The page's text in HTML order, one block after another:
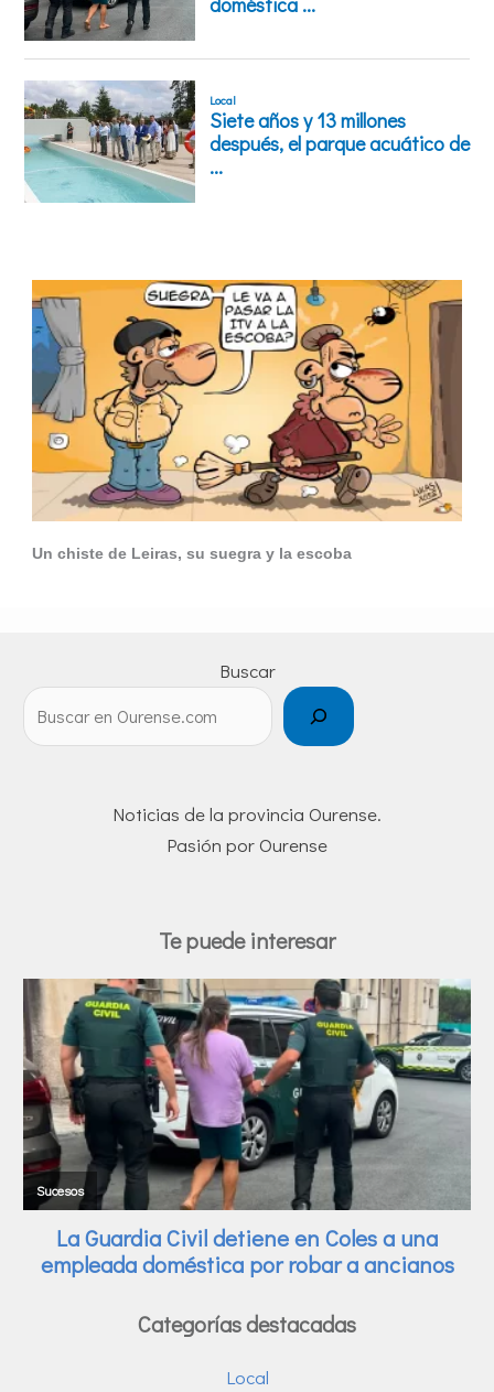
Un chiste de Leiras, su suegra y la escoba
Buscar
Noticias de la provincia Ourense.
Pasión por Ourense
Te puede interesar
Categorías destacadas
Local